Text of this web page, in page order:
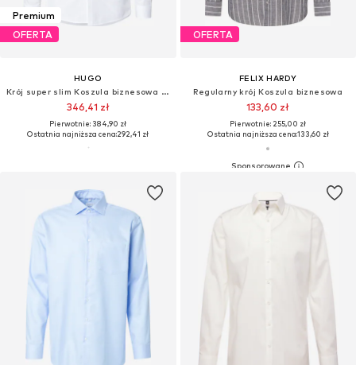
Premium
OFERTA
HUGO
Krój super slim Koszula biznesowa 'Erondo'
346,41 zł
Pierwotnie: 384,90 zł
Ostatnia najniższa cena:292,41 zł
OFERTA
FELIX HARDY
Regularny krój Koszula biznesowa
133,60 zł
Pierwotnie: 255,00 zł
Ostatnia najniższa cena:133,60 zł